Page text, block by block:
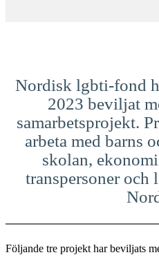
Nordisk lgbti-fond
2023 beviljat
samarbetsprojekt.
arbeta med barns
skolan,
transpersoner och
Följande tre projekt har beviljats